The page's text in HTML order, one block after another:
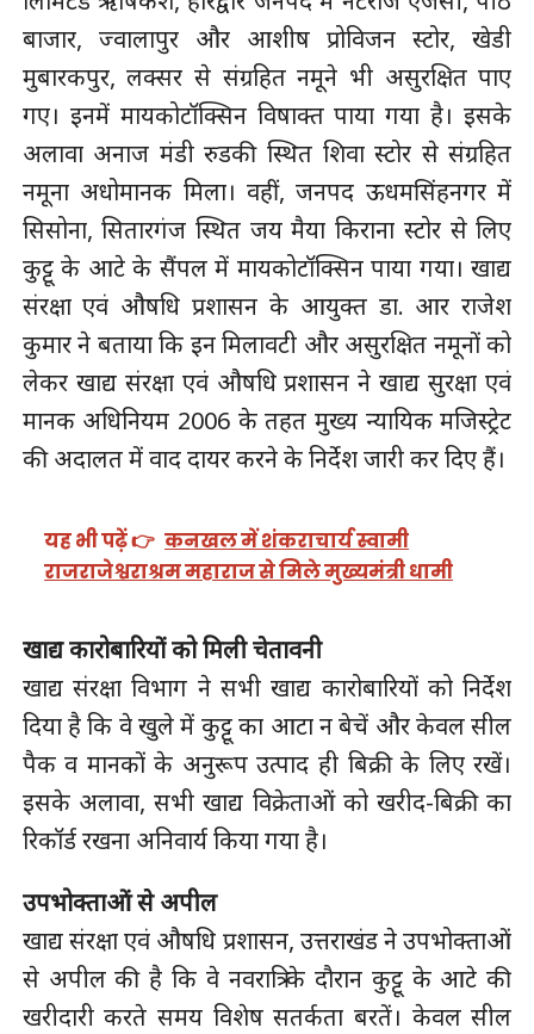
बाजार, ज्वालापुर और आशीष प्रोविजन स्टोर, खेडी
मुबारकपुर, लक्सर से संग्रहित नमूने भी असुरक्षित पाए
गए। इनमें मायकोटॉक्सिन विषाक्त पाया गया है। इसके
अलावा अनाज मंडी रुडकी स्थित शिवा स्टोर से संग्रहित
नमूना अधोमानक मिला। वहीं, जनपद ऊधमसिंहनगर में
सिसोना, सितारगंज स्थित जय मैया किराना स्टोर से लिए
कुट्टू के आटे के सैंपल में मायकोटॉक्सिन पाया गया। खाद्य
संरक्षा एवं औषधि प्रशासन के आयुक्त डा. आर राजेश
कुमार ने बताया कि इन मिलावटी और असुरक्षित नमूनों को
लेकर खाद्य संरक्षा एवं औषधि प्रशासन ने खाद्य सुरक्षा एवं
मानक अधिनियम 2006 के तहत मुख्य न्यायिक मजिस्ट्रेट
की अदालत में वाद दायर करने के निर्देश जारी कर दिए हैं।
यह भी पढ़ें 👉 कनखल में शंकराचार्य स्वामी
राजराजेश्वराश्रम महाराज से मिले मुख्यमंत्री धामी
खाद्य कारोबारियों को मिली चेतावनी
खाद्य संरक्षा विभाग ने सभी खाद्य कारोबारियों को निर्देश
दिया है कि वे खुले में कुट्टू का आटा न बेचें और केवल सील
पैक व मानकों के अनुरूप उत्पाद ही बिक्री के लिए रखें।
इसके अलावा, सभी खाद्य विक्रेताओं को खरीद-बिक्री का
रिकॉर्ड रखना अनिवार्य किया गया है।
उपभोक्ताओं से अपील
खाद्य संरक्षा एवं औषधि प्रशासन, उत्तराखंड ने उपभोक्ताओं
से अपील की है कि वे नवरात्रि के दौरान कुट्टू के आटे की
खरीदारी करते समय विशेष सतर्कता बरतें। केवल सील